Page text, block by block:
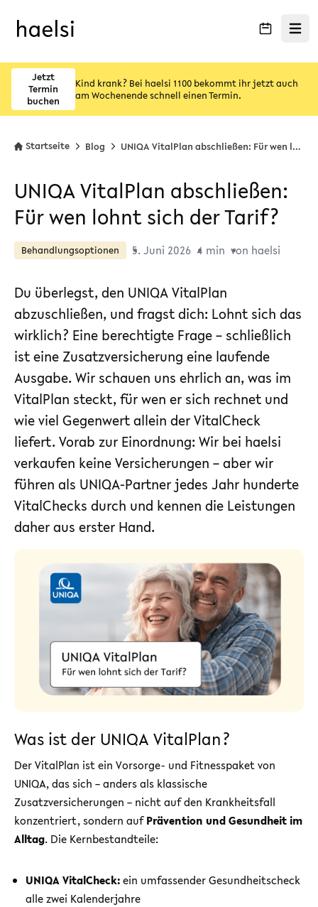
Menü
Jetzt
Termin
buchen
Kind krank? Bei haelsi 1100 bekommt ihr jetzt auch
am Wochenende schnell einen Termin.
Startseite Blog UNIQA VitalPlan abschließen: Für wen lohnt sich der Tarif?
UNIQA VitalPlan abschließen:
Für wen lohnt sich der Tarif?
Behandlungsoptionen 5. Juni 2026 4 min von haelsi
Du überlegst, den UNIQA VitalPlan
abzuschließen, und fragst dich: Lohnt sich das
wirklich? Eine berechtigte Frage – schließlich
ist eine Zusatzversicherung eine laufende
Ausgabe. Wir schauen uns ehrlich an, was im
VitalPlan steckt, für wen er sich rechnet und
wie viel Gegenwert allein der VitalCheck
liefert. Vorab zur Einordnung: Wir bei haelsi
verkaufen keine Versicherungen – aber wir
führen als UNIQA-Partner jedes Jahr hunderte
VitalChecks durch und kennen die Leistungen
daher aus erster Hand.
Was ist der UNIQA VitalPlan?
Der VitalPlan ist ein Vorsorge- und Fitnesspaket von
UNIQA, das sich – anders als klassische
Zusatzversicherungen – nicht auf den Krankheitsfall
konzentriert, sondern aufPrävention und Gesundheit im
Alltag. Die Kernbestandteile:
UNIQA VitalCheck:ein umfassender Gesundheitscheck
alle zwei Kalenderjahre